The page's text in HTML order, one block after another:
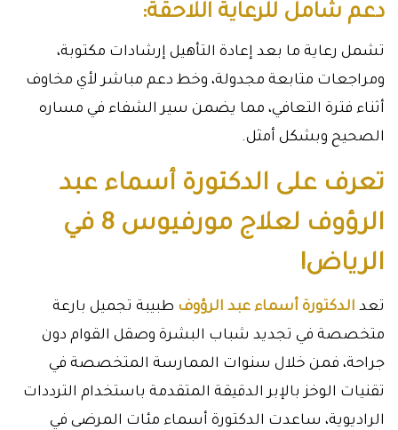
دعم شامل للرعاية اللاحقة:
تشمل رعاية ما بعد إعادة التأهيل إرشادات مكتوبة،
ومراجعات متابعة مجدولة، وخط دعم مباشر لأي مخاوف
أثناء فترة التعافي، مما يضمن سير الشفاء في مساره
الصحيح وبشكل أمثل.
تعرف على الدكتورة أسماء عبد
الرؤوف لعلاج مورفيوس 8 في
الرياض!
تعد الدكتورة أسماء عبد الرؤوف طبيبة تجميل بارعة
متخصصة في تجديد شباب البشرة وصقل القوام دون
جراحة، فمن خلال سنوات الممارسة المتخصصة في
تقنيات الوخز بالإبر الدقيقة المتقدمة باستخدام الترددات
الراديوية، ساعدت الدكتورة أسماء مئات المرضى في